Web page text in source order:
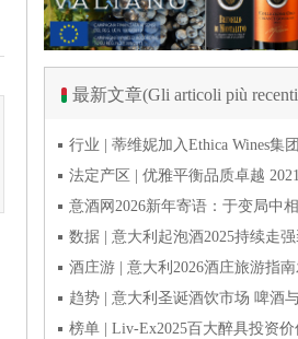
最新文章(Gli articoli più